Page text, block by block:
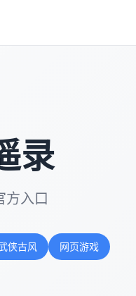
录
方入口
侠古风 网页游戏